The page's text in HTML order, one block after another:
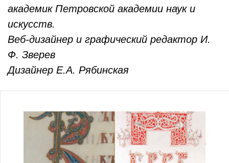
академик Петровской академии наук и
искусств.
Веб-дизайнер и графический редактор И.
Ф. Зверев
Дизайнер Е.А. Рябинская